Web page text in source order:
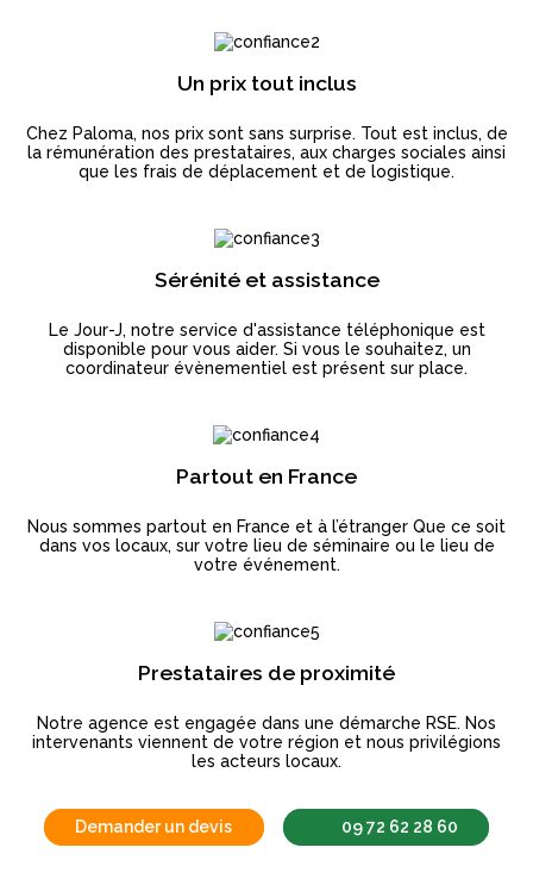
Un prix tout inclus
Chez Paloma, nos prix sont sans surprise. Tout est inclus, de
la rémunération des prestataires, aux charges sociales ainsi
que les frais de déplacement et de logistique.
Sérénité et assistance
Le Jour-J, notre service d'assistance téléphonique est
disponible pour vous aider. Si vous le souhaitez, un
coordinateur évènementiel est présent sur place.
Partout en France
Nous sommes partout en France et à l’étranger Que ce soit
dans vos locaux, sur votre lieu de séminaire ou le lieu de
votre événement.
Prestataires de proximité
Notre agence est engagée dans une démarche RSE. Nos
intervenants viennent de votre région et nous privilégions
les acteurs locaux.
Demander un devis 09 72 62 28 60